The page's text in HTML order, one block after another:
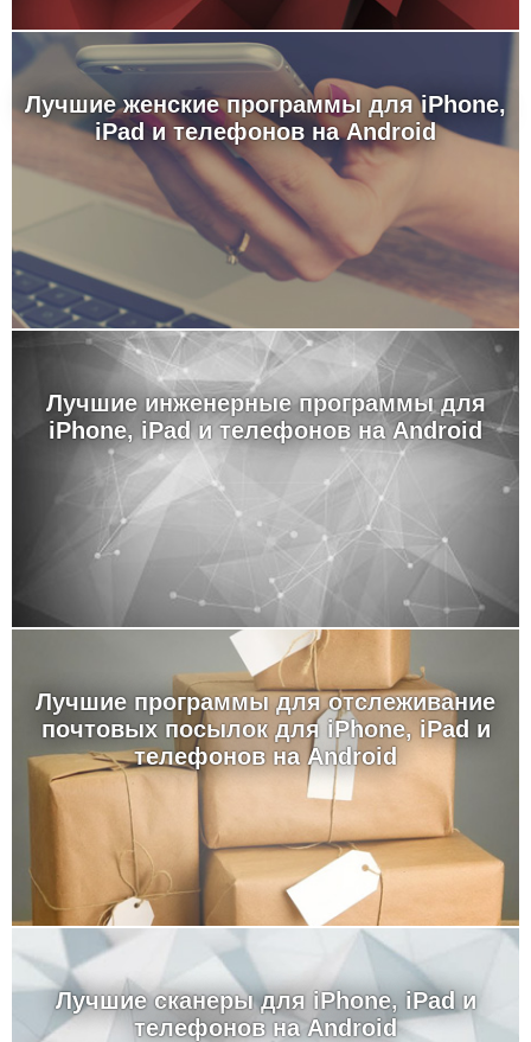
Лучшие женские программы для iPhone,
iPad и телефонов на Android
Лучшие инженерные программы для
iPhone, iPad и телефонов на Android
Лучшие программы для отслеживание
почтовых посылок для iPhone, iPad и
телефонов на Android
Лучшие сканеры для iPhone, iPad и
телефонов на Android